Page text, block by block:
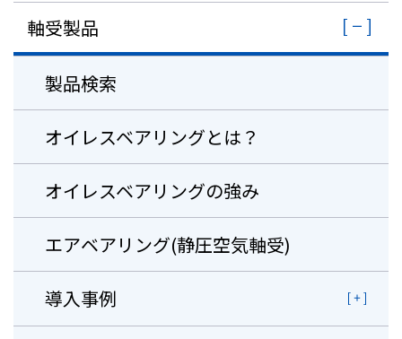
軸受製品
製品検索
オイレスベアリングとは？
オイレスベアリングの強み
エアベアリング(静圧空気軸受)
導入事例